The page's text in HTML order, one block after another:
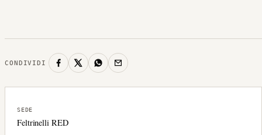
CONDIVIDI
SEDE
Feltrinelli RED